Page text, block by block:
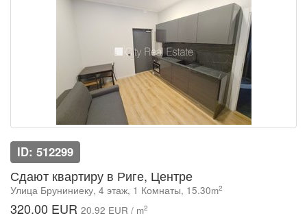
ID: 512299
Сдают квартиру в Риге, Центре
Улица Бруниниеку, 4 этаж, 1 Комнаты, 15.30m2
320.00 EUR 20.92 EUR / m2